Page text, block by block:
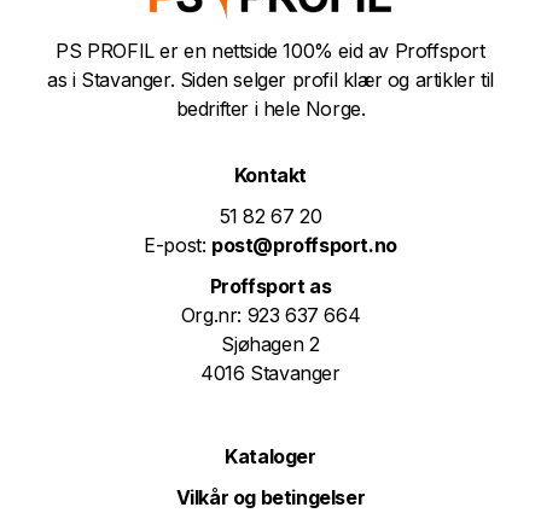
PS PROFIL er en nettside 100% eid av Proffsport
as i Stavanger. Siden selger profil klær og artikler til
bedrifter i hele Norge.
Kontakt
51 82 67 20
E-post: post@proffsport.no
Proffsport as
Org.nr: 923 637 664
Sjøhagen 2
4016 Stavanger
Kataloger
Vilkår og betingelser